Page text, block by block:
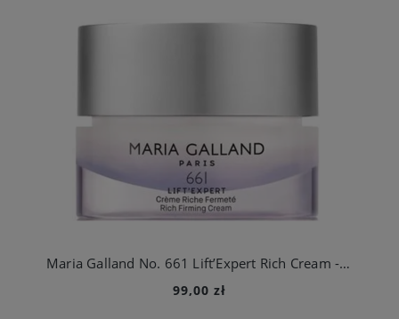
Maria Galland No. 661 Lift’Expert Rich Cream - bogaty krem liftingujący - 50ml
99,00 zł